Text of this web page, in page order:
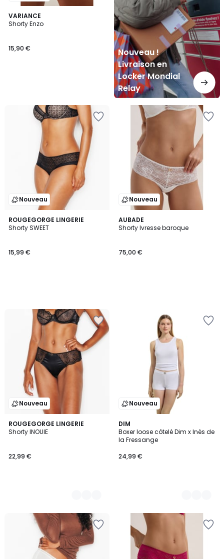
VARIANCE
Shorty Enzo
15,90 €
Nouveau !
Livraison en
Locker Mondial
Relay
Nouveau
ROUGEGORGE LINGERIE
Shorty SWEET
15,99 €
Nouveau
AUBADE
Shorty Ivresse baroque
75,00 €
Nouveau
ROUGEGORGE LINGERIE
Shorty INOUIE
22,99 €
2
Couleurs
Nouveau
DIM
Boxer loose côtelé Dim x Inès de
la Fressange
24,99 €
2
Couleurs